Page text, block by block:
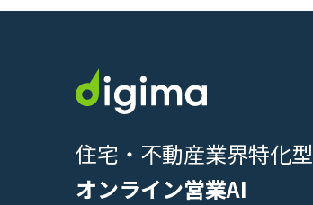
住宅・不動産業界特化型
オンライン営業AI